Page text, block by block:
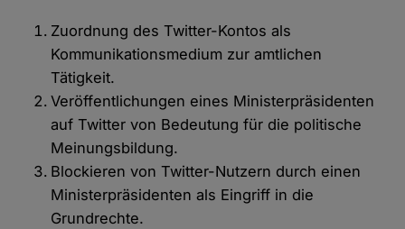
Zuordnung des Twitter-Kontos als
Kommunikationsmedium zur amtlichen
Tätigkeit.
Veröffentlichungen eines Ministerpräsidenten
auf Twitter von Bedeutung für die politische
Meinungsbildung.
Blockieren von Twitter-Nutzern durch einen
Ministerpräsidenten als Eingriff in die
Grundrechte.